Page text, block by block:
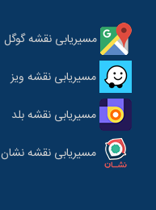
مسیریابی نقشه گوگل
مسیریابی نقشه ویز
مسیریابی نقشه بلد
مسیریابی نقشه نشان